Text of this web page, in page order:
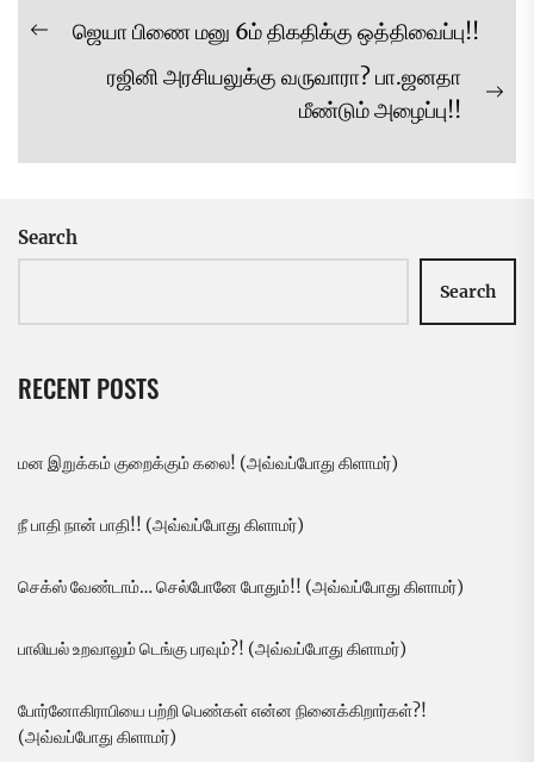
Post
navigation
Previous
ஜெயா பிணை மனு 6ம் திகதிக்கு ஒத்திவைப்பு!!
ரஜினி அரசியலுக்கு வருவாரா? பா.ஜனதா
மீண்டும் அழைப்பு!!
Search
Search
RECENT POSTS
மன இறுக்கம் குறைக்கும் கலை! (அவ்வப்போது கிளாமர்)
நீ பாதி நான் பாதி!! (அவ்வப்போது கிளாமர்)
செக்ஸ் வேண்டாம்… செல்போனே போதும்!! (அவ்வப்போது கிளாமர்)
பாலியல் உறவாலும் டெங்கு பரவும்?! (அவ்வப்போது கிளாமர்)
போர்னோகிராபியை பற்றி பெண்கள் என்ன நினைக்கிறார்கள்?!
(அவ்வப்போது கிளாமர்)